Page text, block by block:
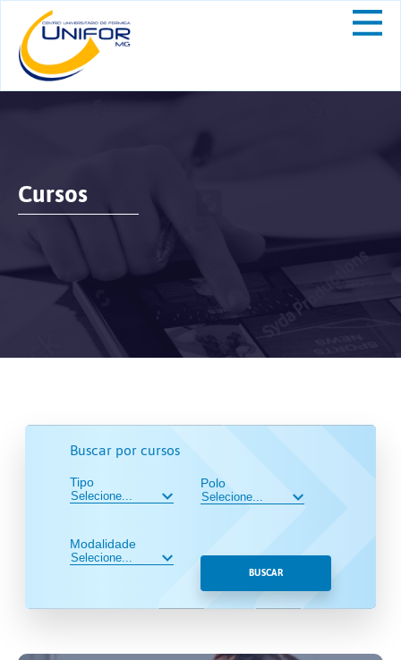
Cursos
Buscar por cursos
Tipo
Modalidade
Polo
BUSCAR